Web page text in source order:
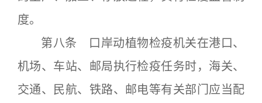
度。
第八条 口岸动植物检疫机关在港口、
机场、车站、邮局执行检疫任务时，海关、
交通、民航、铁路、邮电等有关部门应当配